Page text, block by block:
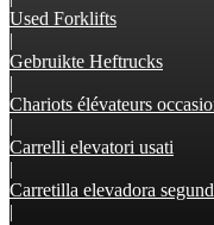
Used Forklifts
|
Gebruikte Heftrucks
|
Chariots élévateurs
|
Carrelli elevatori usati
|
Carretilla elevadora
|